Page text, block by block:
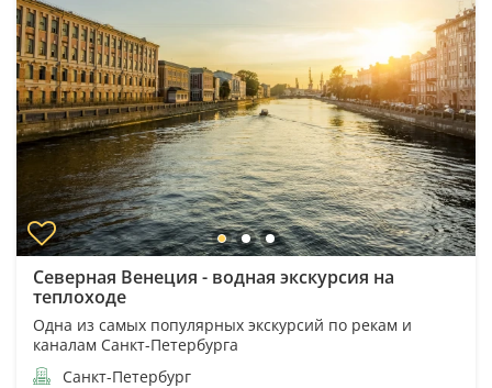
Северная Венеция - водная экскурсия на
теплоходе
Одна из самых популярных экскурсий по рекам и
каналам Санкт-Петербурга
Санкт-Петербург